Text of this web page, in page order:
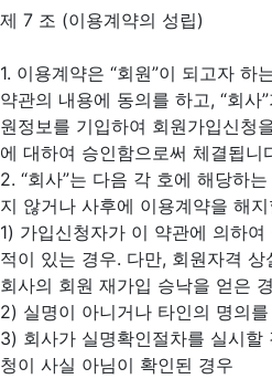
제 7 조 (이용계약의 성립)
1. 이용계약은 “회원”이 되고자 하
약관의 내용에 동의를 하고, “회사
원정보를 기입하여 회원가입신청
에 대하여 승인함으로써 체결됩니
2. “회사”는 다음 각 호에 해당하
지 않거나 사후에 이용계약을 해
1) 가입신청자가 이 약관에 의하
적이 있는 경우. 다만, 회원자격
회사의 회원 재가입 승낙을 얻은
2) 실명이 아니거나 타인의 명의
3) 회사가 실명확인절차를 실시할
청이 사실 아님이 확인된 경우